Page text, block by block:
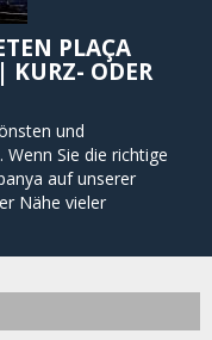
PLAÇA
KURZ- ODER
und
Sie die richtige
auf unserer
Nähe vieler
und
von Farben
Schauspiel mit